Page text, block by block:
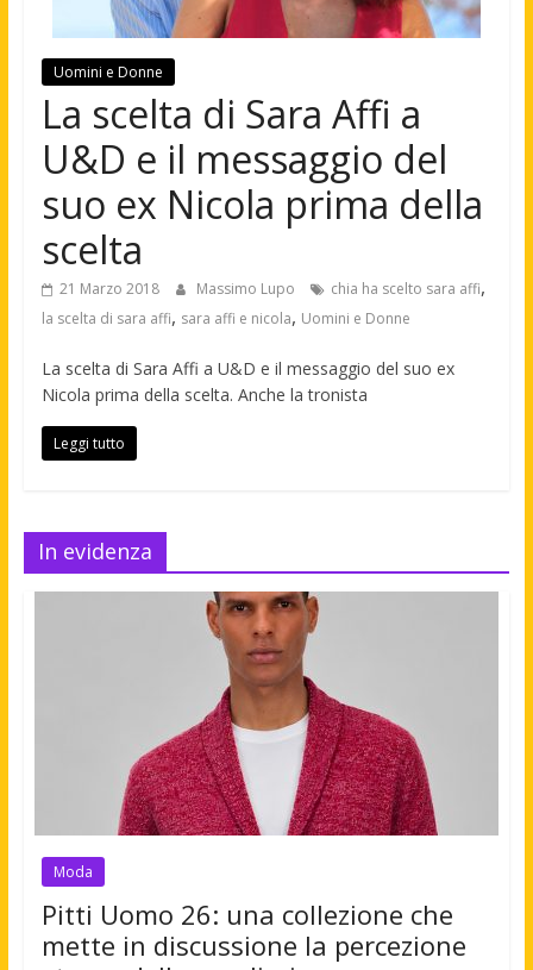
Uomini e Donne
La scelta di Sara Affi a
U&D e il messaggio del
suo ex Nicola prima della
scelta
21 Marzo 2018 Massimo Lupo chia ha scelto sara affi,
la scelta di sara affi, sara affi e nicola, Uomini e Donne
La scelta di Sara Affi a U&D e il messaggio del suo ex
Nicola prima della scelta. Anche la tronista
Leggi tutto
In evidenza
Moda
Pitti Uomo 26: una collezione che
mette in discussione la percezione